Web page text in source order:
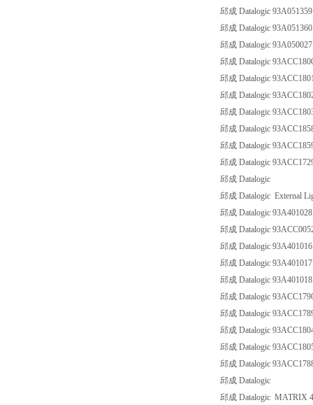
邱成 Datalogic
邱成 Datalogic
邱成 Datalogic
邱成 Datalogic
邱成 Datalogic
邱成 Datalogic
邱成 Datalogic
邱成 Datalogic
邱成 Datalogic
邱成 Datalogic
邱成 Datalogic
邱成 Datalogic External
邱成 Datalogic
邱成 Datalogic
邱成 Datalogic
邱成 Datalogic
邱成 Datalogic
邱成 Datalogic
邱成 Datalogic
邱成 Datalogic
邱成 Datalogic
邱成 Datalogic
邱成 Datalogic
邱成 Datalogic MATRIX